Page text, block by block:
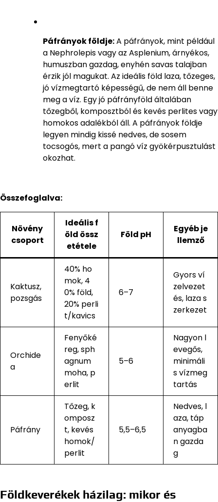
Páfrányok földje:A páfrányok, mint például
a Nephrolepis vagy az Asplenium, árnyékos,
humuszban gazdag, enyhén savas talajban
érzik jól magukat. Az ideális föld laza, tőzeges,
jó vízmegtartó képességű, de nem áll benne
meg a víz. Egy jó páfrányföld általában
tőzegből, komposztból és kevés perlites vagy
homokos adalékból áll. A páfrányok földje
legyen mindig kissé nedves, de sosem
tocsogós, mert a pangó víz gyökérpusztulást
okozhat.
Összefoglalva:
Növény
csoport
Ideális f
öld össz
etétele
Föld pH
Egyéb je
llemző
Kaktusz,
pozsgás
40% ho
mok, 4
0% föld,
20% perli
t/kavics
6–7
Gyors ví
zelvezet
és, laza s
zerkezet
Orchide
a
Fenyőké
reg, sph
agnum
moha, p
erlit
5–6
Nagyon l
evegős,
minimáli
s vízmeg
tartás
Páfrány
Tőzeg, k
omposz
t, kevés
homok/
perlit
5,5–6,5
Nedves, l
aza, táp
anyagba
n gazda
g
Földkeverékek házilag: mikor és